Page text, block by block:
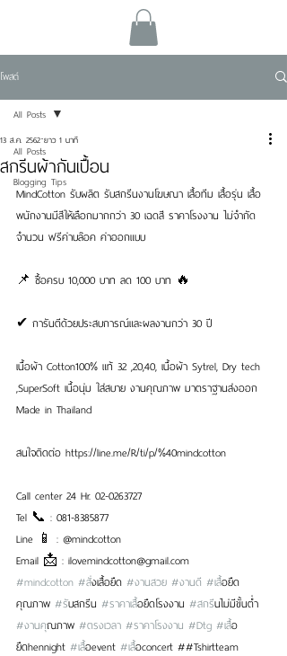
โพสต์
All Posts
Blogging Tips
All Posts
สกรีนผ้ากันเปื้อน
13 ส.ค. 2562 ยาว 1 นาที
MindCotton รับผลิต รับสกรีนงานโฆษณา เสื้อทีม เสื้อรุ่น เสื้อ
พนักงานมีสีให้เลือกมากกว่า 30 เฉดสี ราคาโรงงาน ไม่จำกัด
จำนวน ฟรีค่าบล๊อค ค่าออกแบบ
📌 ซื้อครบ 10,000 บาท ลด 100 บาท 🔥
✔ การันตีด้วยประสบการณ์และผลงานกว่า 30 ปี
เนื้อผ้า Cotton100% แท้ 32 ,20,40, เนื้อผ้า Sytrel, Dry tech
,SuperSoft เนื้อนุ่ม ใส่สบาย งานคุณภาพ มาตราฐานส่งออก
Made in Thailand
สนใจติดต่อ https://line.me/R/ti/p/%40mindcotton
Call center 24 Hr. 02-0263727
Tel 📞 : 081-8385877
Line 📱 : @mindcotton
Email 📩 : ilovemindcotton@gmail.com
#mindcotton #สั่งเสื้อยืด #งานสวย #งานด #เสื้อยืด
คุณภาพ #รับสกรีน #ราคาเสื้อยืดโรงงาน #สกรีนไม่มีขั้นต่ำ
#งานคุณภาพ #ตรงเวลา #ราคาโรงงาน #Dtg #เสื้อ
ยืดhennight #เสื้อevent #เสื้อconcert ##Tshirtteam